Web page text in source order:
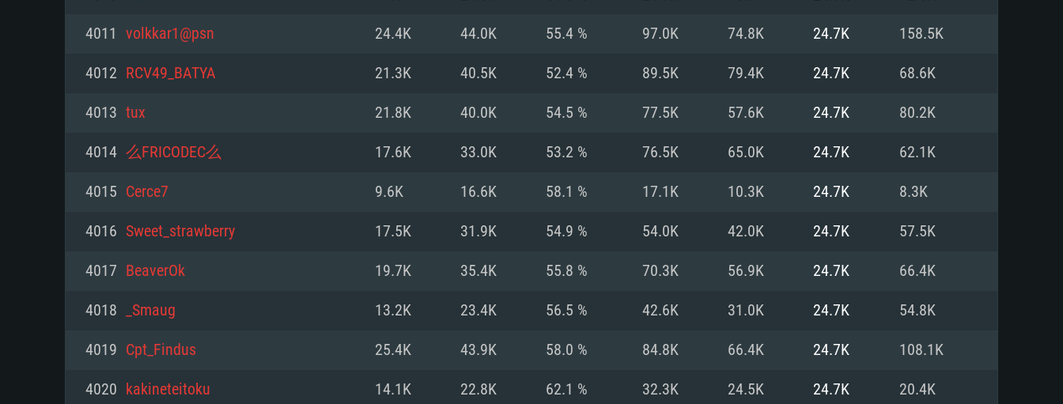
운영체제: Windows 10 (64 bit)
프로세서: 2.2 GHz 듀얼코어 이상
메모리: 4GB
그래픽 카드: DirectX 11 이상을 지원하는 AMD
해상도: 720p
네트워크: 브로드밴드 인터넷
여유 저장 공간: 22.1 GB (최소 클라이언트)
운영체제: Windows 10/11 (64 bit)
프로세서: Intel Core i5 또는 Ryzen 5 3600 이상
메모리: 16 GB 이상
그래픽 카드: DirectX 11 이상을 지원하는 Nvidia
운영체제: Mac OS Big Sur 11.0
프로세서: 최소 2.2 GHz의 Core i5 (Intel Xeon 은 지
(Mac), 혹은 이와 비슷한 성능을 가지는 Mac 버전
의 AMD/Nvidia. 최소 해상도: 720p
네트워크: 브로드밴드 인터넷
여유 저장 공간: 22.1 GB (최소 클라이언트)
운영체제: Mac OS Big Sur 11.0
프로세서: Core i7 (Intel Xeon 은 지원하지 않습니
상
네트워크: 브로드밴드 인터넷
여유 저장 공간: 62.2 GB (전체 클라이언트)
운영체제: 64bit Linux 중 최신 버전
프로세서: 2.4 GHz 듀얼코어
메모리: 4 GB
그래픽 카드: Vulkan 을 지원하고, 최신 그래픽 드라
와 동급의 성능을 가지며 최신 그래픽 드라이버를
지원하는 AMD (6개월 미만; 최소사양 지원 해상도
운영체제: Ubuntu 20.04 64bit
프로세서: Intel Core i7
메모리: 16 GB
그래픽 카드: Vulkan 을 지원하고, 최신 그래픽 드라
와 동급의 성능을 가지며 최신 그래픽 드라이버를
지원하는 AMD RX 570 (6개월 미만; 최소사양 지원
4011 volkkar1@psn 24.4K 44.0K 55.4 % 97.0K 74.8K 24.7K 158.5K
4012 RCV49_BATYA 21.3K 40.5K 52.4 % 89.5K 79.4K 24.7K 68.6K
4013 tux 21.8K 40.0K 54.5 % 77.5K 57.6K 24.7K 80.2K
4014 么FRICODEC么 17.6K 33.0K 53.2 % 76.5K 65.0K 24.7K 62.1K
4015 Cerce7 9.6K 16.6K 58.1 % 17.1K 10.3K 24.7K 8.3K
4016 Sweet_strawberry 17.5K 31.9K 54.9 % 54.0K 42.0K 24.7K 57.5K
4017 BeaverOk 19.7K 35.4K 55.8 % 70.3K 56.9K 24.7K 66.4K
4018 _Smaug 13.2K 23.4K 56.5 % 42.6K 31.0K 24.7K 54.8K
4019 Cpt_Findus 25.4K 43.9K 58.0 % 84.8K 66.4K 24.7K 108.1K
4020 kakineteitoku 14.1K 22.8K 62.1 % 32.3K 24.5K 24.7K 20.4K